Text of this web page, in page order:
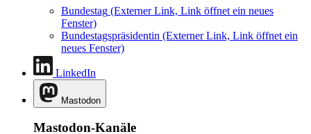
Bundestag (Externer Link, Link öffnet ein neues
Fenster)
Bundestagspräsidentin (Externer Link, Link öffnet ein
neues Fenster)
LinkedIn
Mastodon
Mastodon-Kanäle